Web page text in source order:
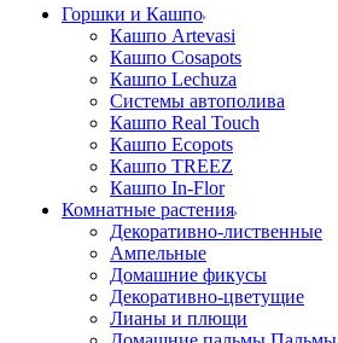
Горшки и Кашпо
Кашпо Artevasi
Кашпо Cosapots
Кашпо Lechuza
Системы автополива
Кашпо Real Touch
Кашпо Ecopots
Кашпо TREEZ
Кашпо In-Flor
Комнатные растения
Декоративно-лиственные
Ампельные
Домашние фикусы
Декоративно-цветущие
Лианы и плющи